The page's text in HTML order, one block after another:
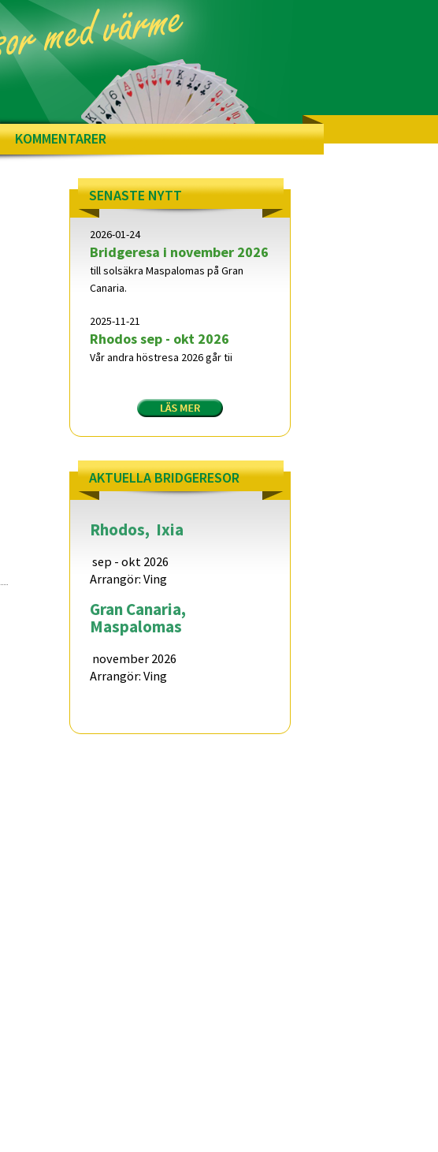
KOMMENTARER
SENASTE NYTT
2026-01-24
Bridgeresa i november 2026
till solsäkra Maspalomas på Gran
Canaria.
2025-11-21
Rhodos sep - okt 2026
Vår andra höstresa 2026 går tii
AKTUELLA BRIDGERESOR
Rhodos, Ixia
sep - okt 2026
Arrangör: Ving
Gran Canaria,
Maspalomas
november 2026
Arrangör: Ving